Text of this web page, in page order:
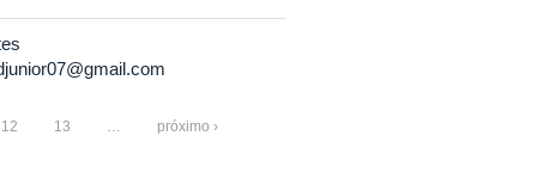
12 13 próximo ›